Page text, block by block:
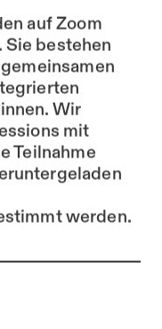
auf Zoom
Sie bestehen
Wir
mit
Teilnahme
werden.